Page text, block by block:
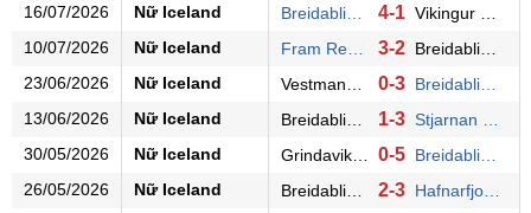
16/07/2026
Nữ Iceland 4-1
10/07/2026
Nữ Iceland 3-2
Breidablik Nữ
23/06/2026
Nữ Iceland 0-3
Breidablik Nữ
13/06/2026
Nữ Iceland 1-3
30/05/2026
Nữ Iceland 0-5
Breidablik Nữ
26/05/2026
Nữ Iceland 2-3
Hafnarfjordur Nữ